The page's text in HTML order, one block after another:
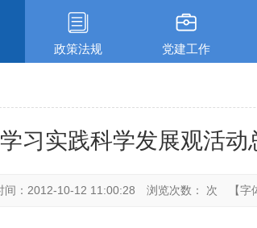
政策法规 党建工作
习实践科学发展观活动
间：2012-10-12 11:00:28 浏览次数： 次 【字